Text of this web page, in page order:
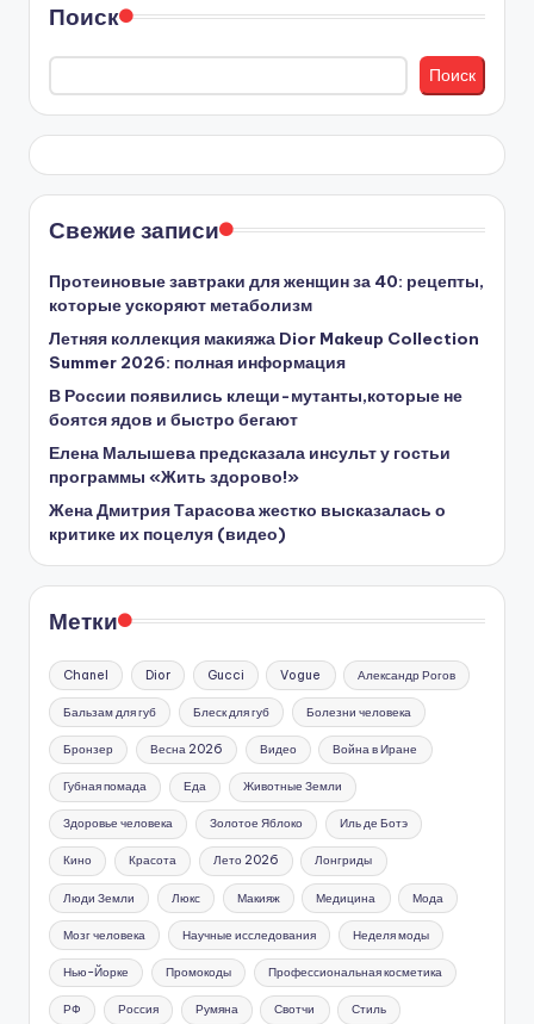
Поиск
Поиск
Свежие записи
Протеиновые завтраки для женщин за 40: рецепты,
которые ускоряют метаболизм
Летняя коллекция макияжа Dior Makeup Collection
Summer 2026: полная информация
В России появились клещи-мутанты,которые не
боятся ядов и быстро бегают
Елена Малышева предсказала инсульт у гостьи
программы «Жить здорово!»
Жена Дмитрия Тарасова жестко высказалась о
критике их поцелуя (видео)
Метки
Chanel Dior Gucci Vogue Александр Рогов
Бальзам для губ Блеск для губ Болезни человека
Бронзер Весна 2026 Видео Война в Иране
Губная помада Еда Животные Земли
Здоровье человека Золотое Яблоко Иль де Ботэ
Кино Красота Лето 2026 Лонгриды
Люди Земли Люкс Макияж Медицина Мода
Мозг человека Научные исследования Неделя моды
Нью-Йорке Промокоды Профессиональная косметика
РФ Россия Румяна Свотчи Стиль